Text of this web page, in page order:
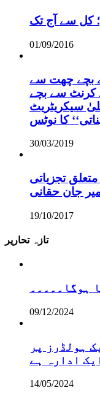
کل سے آج تک
01/09/2016
بچے چھت سے
کرنٹ سے بچے
سیکریٹریٹ
کا نوٹس
30/03/2019
تجزیاتی
جان حقانی
19/10/2017
تازہ تحاریر
ہوگا۔۔۔۔۔
09/12/2024
ہولڈرز پر
ادارہ ہے
14/05/2024